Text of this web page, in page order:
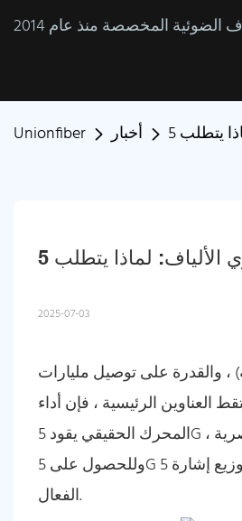
Unionfiber أخبار
2025-07-03
، والقدرة على توصيل مليارات
الرئيسية ، فإن أداء
المحرك الحقيقي يقود 5G يكمن في البنية التحتية للألياف. أساسي لهذا العمود الفقري البصري هو تقسيم الألياف البصرية ،
وللحصول على 5G على إمكاناتها ، يجب أن تكون هذه المكونات ذات جودة أعلى. إليك سبب عدم تفاوض الدقة لتوزيع إشارة 5G
الفعال.